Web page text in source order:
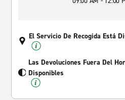
El Servicio De Recogida Está
Las Devoluciones Fuera Del
Disponibles